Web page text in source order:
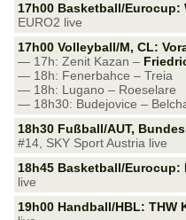
17h00 Basketball/Eurocup:
EURO2 live
17h00 Volleyball/M, CL:
— 17h: Zenit Kazan –
— 18h: Fenerbahce – Treia
— 18h: Lugano – Roeselare
— 18h30: Budejovice –
18h30 Fußball/AUT,
#14, SKY Sport Austria live
18h45 Basketball/Eurocup:
live
19h00 Handball/HBL: THW